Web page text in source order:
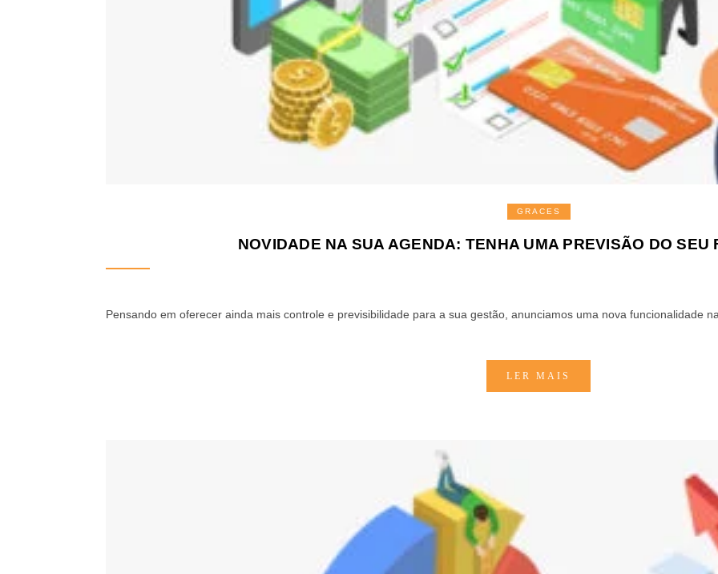
GRACES
NOVIDADE NA SUA AGENDA: TENHA UMA PREVISÃO DO SEU
Pensando em oferecer ainda mais controle e previsibilidade para a sua gestão, anunciamos uma nova funcionalidade
LER MAIS